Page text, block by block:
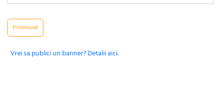
Promovat
Vrei sa publici un banner? Detalii aici.